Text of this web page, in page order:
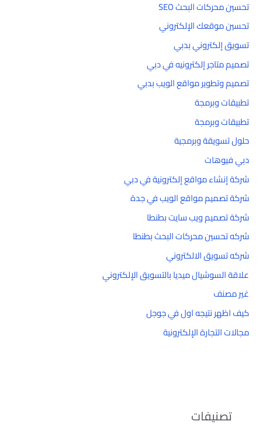
تحسين محركات البحث SEO
تحسين موقعك الإلكتروني
تسويق إلكتروني بدبي
تصميم متاجر إلكترونيه في دبي
تصميم وتطوير مواقع الويب بدبي
تطبيقات وبرمجة
تطبيقات وبرمجة
حلول تسويقة وبرمجية
دبي فيوهات
شركة إنشاء مواقع إلكترونية في دبي
شركة تصميم مواقع الويب في جدة
شركة تصميم ويب سايت بطنطا
شركه تحسين محركات البحث بطنطا
شركه تسويق الالكتروني
علاقة السوشيال ميديا بالتسويق الإلكتروني
غير مصنف
كيف اظهر نتيجه اول في جوجل
مجالات التجارة الإلكترونية
تصنيفات